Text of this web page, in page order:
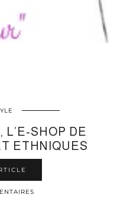
L’E-SHOP DE
ETHNIQUES